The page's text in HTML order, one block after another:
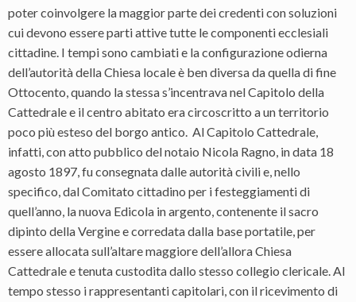
poter coinvolgere la maggior parte dei credenti con soluzioni
cui devono essere parti attive tutte le componenti ecclesiali
cittadine. I tempi sono cambiati e la configurazione odierna
dell’autorità della Chiesa locale è ben diversa da quella di fine
Ottocento, quando la stessa s’incentrava nel Capitolo della
Cattedrale e il centro abitato era circoscritto a un territorio
poco più esteso del borgo antico. Al Capitolo Cattedrale,
infatti, con atto pubblico del notaio Nicola Ragno, in data 18
agosto 1897, fu consegnata dalle autorità civili e, nello
specifico, dal Comitato cittadino per i festeggiamenti di
quell’anno, la nuova Edicola in argento, contenente il sacro
dipinto della Vergine e corredata dalla base portatile, per
essere allocata sull’altare maggiore dell’allora Chiesa
Cattedrale e tenuta custodita dallo stesso collegio clericale. Al
tempo stesso i rappresentanti capitolari, con il ricevimento di